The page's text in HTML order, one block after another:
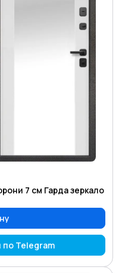
7 см Гарда зеркало
по Telegram